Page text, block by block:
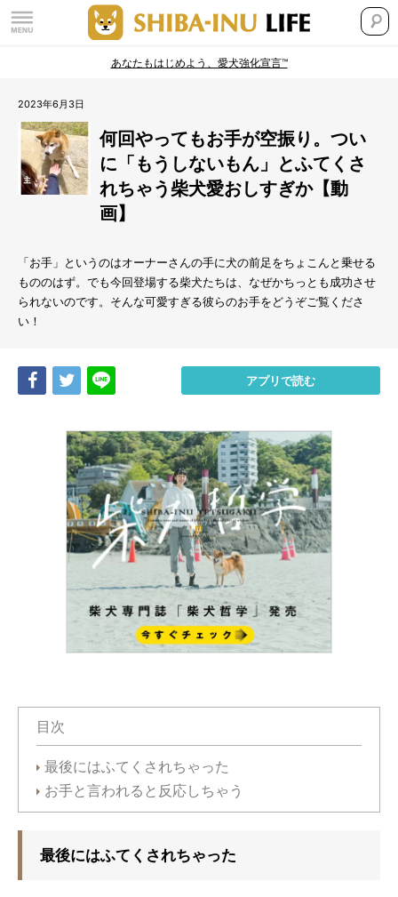
あなたもはじめよう、愛犬強化宣言™
2023年6月3日
何回やってもお手が空振り。つい
に「もうしないもん」とふてくさ
れちゃう柴犬愛おしすぎか【動
画】
「お手」というのはオーナーさんの手に犬の前足をちょこんと乗せる
もののはず。でも今回登場する柴犬たちは、なぜかちっとも成功させ
られないのです。そんな可愛すぎる彼らのお手をどうぞご覧くださ
い！
Share Tweet アプリで読む
目次
最後にはふてくされちゃった
お手と言われると反応しちゃう
最後にはふてくされちゃった